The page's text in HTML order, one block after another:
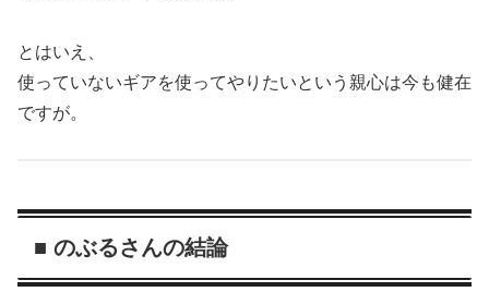
とはいえ、
使っていないギアを使ってやりたいという親心は今も健在
ですが。
■ のぶるさんの結論